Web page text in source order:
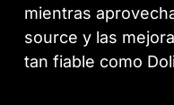
mientras
source y las
tan fiable como